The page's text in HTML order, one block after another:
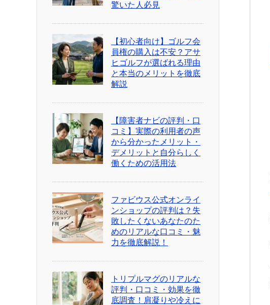
驚いた人必見
【初心者向け】ゴルフ会
員権の購入は不安？アサ
ヒゴルフが選ばれる理由
と本当のメリットを徹底
解説
【障害者ナビの評判・口
コミ】実際の利用者の声
から分かったメリット・
デメリットと自分らしく
働くための活用法
ファビウス公式オンライ
ンショップの評判は？失
敗したくないあなたのた
めのリアルな口コミ・魅
力を徹底解説！
トリプルマグのリアルな
評判・口コミ・効果を徹
底調査！肩凝りや冷えに